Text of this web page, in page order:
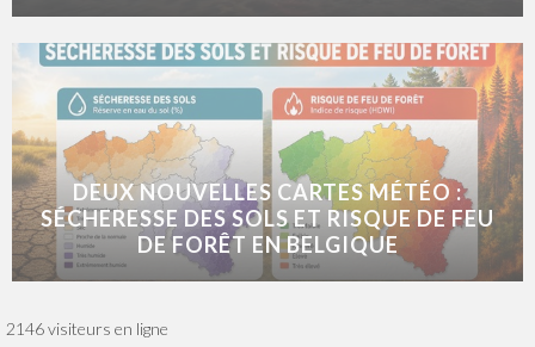
DEUX NOUVELLES CARTES MÉTÉO :
SÉCHERESSE DES SOLS ET RISQUE DE FEU
DE FORÊT EN BELGIQUE
2146 visiteurs en ligne